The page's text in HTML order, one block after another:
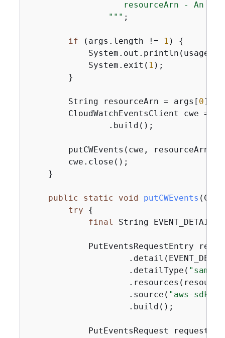
resourceArn - An
                "
"" ;
if (args.length != 1 ) {
            System.out.println(usage);
            System.exit(
1 );
        }
        String resourceArn = args[
0];
CloudWatchEventsClient cwe =
                .build();
        putCWEvents(cwe, resourceArn);
        cwe.close();
    }
public static void putCWEvents
try
{
final String
PutEventsRequestEntry
                    .detailType(
                    .source(
"aws-sdk-
                    .build();
PutEventsRequest request =